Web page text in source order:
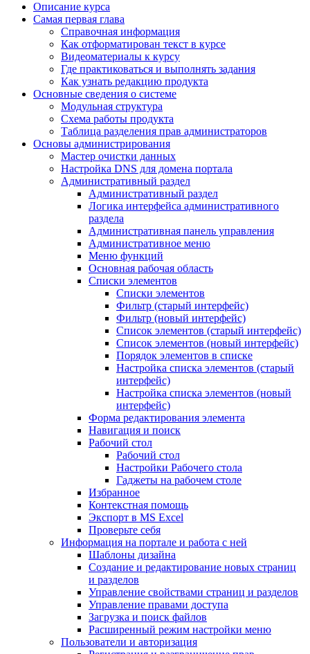
Описание курса
Самая первая глава
Справочная информация
Как отформатирован текст в курсе
Видеоматериалы к курсу
Где практиковаться и выполнять задания
Как узнать редакцию продукта
Основные сведения о системе
Модульная структура
Схема работы продукта
Таблица разделения прав администраторов
Основы администрирования
Мастер очистки данных
Настройка DNS для домена портала
Административный раздел
Административный раздел
Логика интерфейса административного
раздела
Административная панель управления
Административное меню
Меню функций
Основная рабочая область
Списки элементов
Списки элементов
Фильтр (старый интерфейс)
Фильтр (новый интерфейс)
Список элементов (старый интерфейс)
Список элементов (новый интерфейс)
Порядок элементов в списке
Настройка списка элементов (старый
интерфейс)
Настройка списка элементов (новый
интерфейс)
Форма редактирования элемента
Навигация и поиск
Рабочий стол
Рабочий стол
Настройки Рабочего стола
Гаджеты на рабочем столе
Избранное
Контекстная помощь
Экспорт в MS Excel
Проверьте себя
Информация на портале и работа с ней
Шаблоны дизайна
Создание и редактирование новых страниц
и разделов
Управление свойствами страниц и разделов
Управление правами доступа
Загрузка и поиск файлов
Расширенный режим настройки меню
Пользователи и авторизация